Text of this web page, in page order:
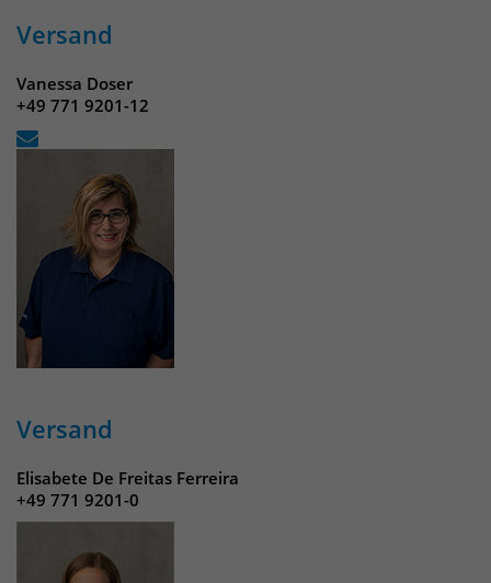
Versand
Vanessa Doser
+49 771 9201-12
Versand
Elisabete De Freitas Ferreira
+49 771 9201-0